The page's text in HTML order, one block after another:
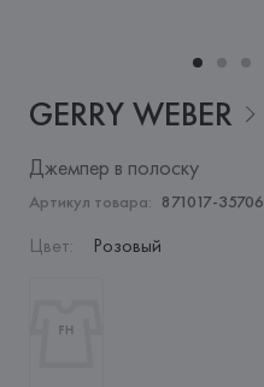
GERRY WEBER
Джемпер в полоску
Артикул товара: 871017-35706
Цвет: Розовый